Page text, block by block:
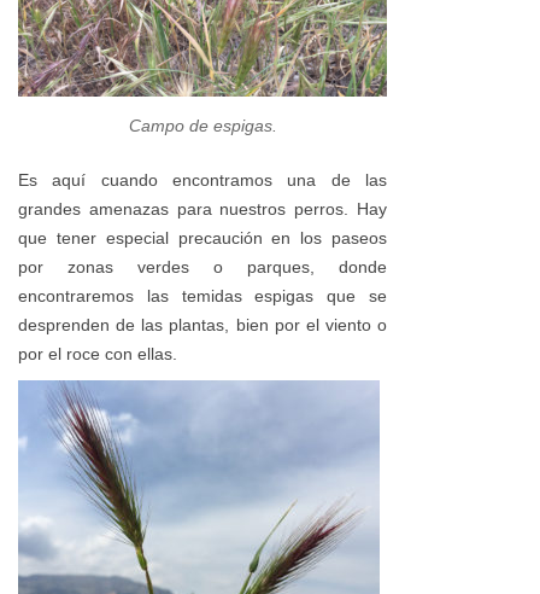
Campo de espigas.
Es aquí cuando encontramos una de las
grandes amenazas para nuestros perros. Hay
que tener especial precaución en los paseos
por zonas verdes o parques, donde
encontraremos las temidas espigas que se
desprenden de las plantas, bien por el viento o
por el roce con ellas.